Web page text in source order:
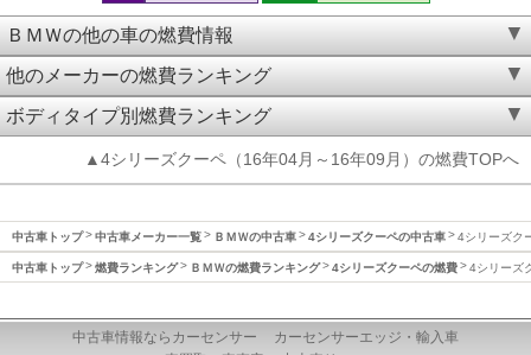
ＢＭＷの他の車の燃費情報
他のメーカーの燃費ランキング
ボディタイプ別燃費ランキング
▲4シリーズクーペ（16年04月～16年09月）の燃費TOPへ
中古車トップ 中古車メーカー一覧 ＢＭＷの中古車 4シリーズクーペの中古車 4シリーズク
中古車トップ 燃費ランキング ＢＭＷの燃費ランキング 4シリーズクーペの燃費 4シリーズ
中古車情報ならカーセンサー
カーセンサーエッジ・輸入車